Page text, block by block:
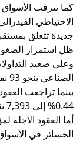
كما تترقب
الاحتياطي
جديدة تتعلق
ظل استمرار
وعلى صعيد
0.44% إلى 7,393 نقطة.